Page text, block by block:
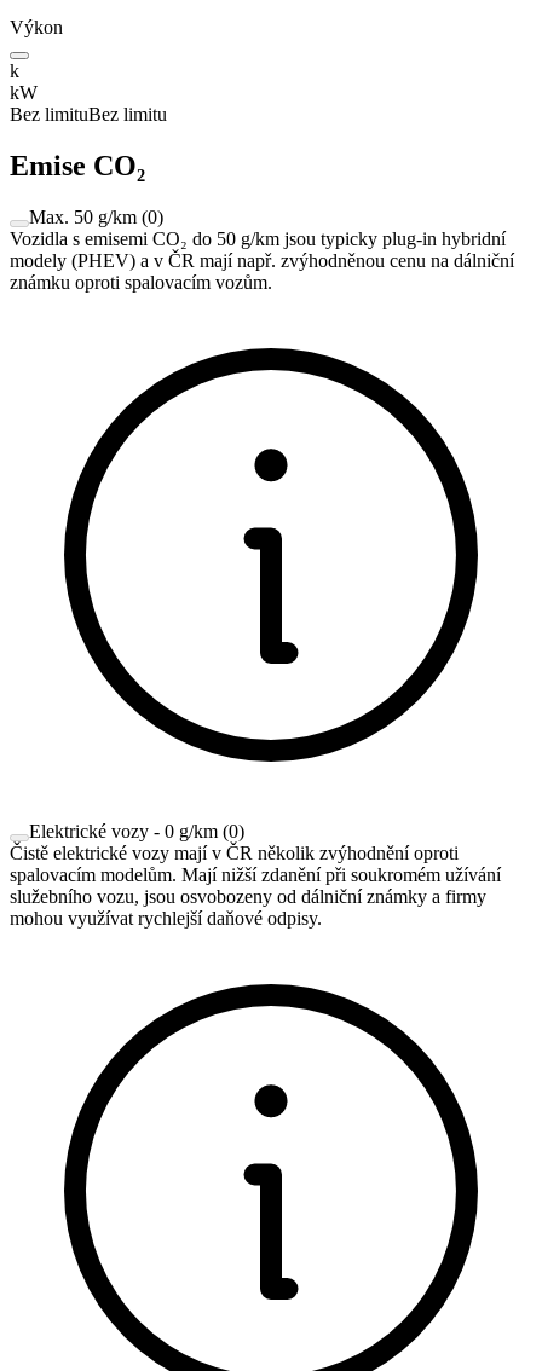
Výkon
k
kW
Bez limituBez limitu
Emise CO₂
Max. 50 g/km (0)
Vozidla s emisemi CO₂ do 50 g/km jsou typicky plug-in hybridní
modely (PHEV) a v ČR mají např. zvýhodněnou cenu na dálniční
známku oproti spalovacím vozům.
Elektrické vozy - 0 g/km (0)
Čistě elektrické vozy mají v ČR několik zvýhodnění oproti
spalovacím modelům. Mají nižší zdanění při soukromém užívání
služebního vozu, jsou osvobozeny od dálniční známky a firmy
mohou využívat rychlejší daňové odpisy.